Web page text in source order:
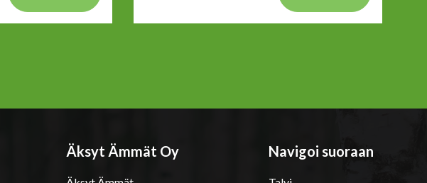
Äksyt Ämmät Oy Navigoi suoraan